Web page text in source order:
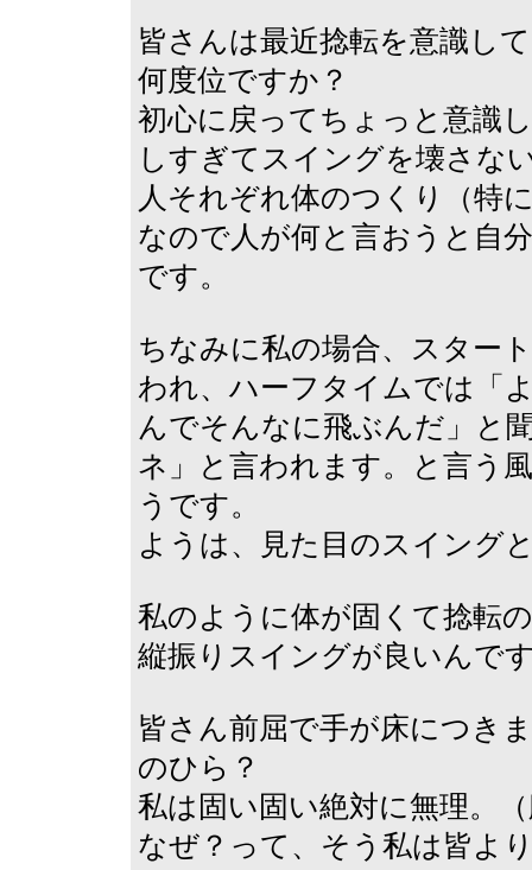
皆さんは最近捻転を意識し
何度位ですか？
初心に戻ってちょっと意識
しすぎてスイングを壊さな
人それぞれ体のつくり（特
なので人が何と言おうと自
です。
ちなみに私の場合、スター
われ、ハーフタイムでは「
んでそんなに飛ぶんだ」と
ネ」と言われます。と言う
うです。
ようは、見た目のスイング
私のように体が固くて捻転
縦振りスイングが良いんで
皆さん前屈で手が床につ
のひら？
私は固い固い絶対に無理。
なぜ？って、そう私は皆よ